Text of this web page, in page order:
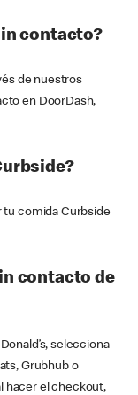
contacto?
de nuestros
en DoorDash,
comida Curbside
contacto de
selecciona
Grubhub o
hacer el checkout,